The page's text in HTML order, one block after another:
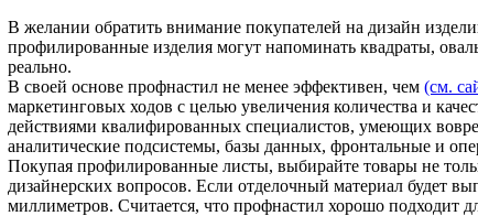
В желании обратить внимание покупателей на дизайн
профилированные изделия могут напоминать квадраты,
реально.
В своей основе профнастил не менее эффективен, чем (см.
маркетинговых ходов с целью увеличения количества и
действиями квалифированных специалистов, умеющих
аналитические подсистемы, базы данных, фронтальные и
Покупая профилированные листы, выбирайте товары не
дизайнерских вопросов. Если отделочный материал будет
миллиметров. Считается, что профнастил хорошо подходит